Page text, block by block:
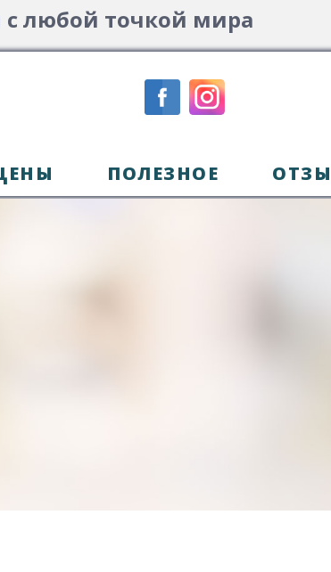
с любой точкой мира
ПОЛЕЗНОЕ